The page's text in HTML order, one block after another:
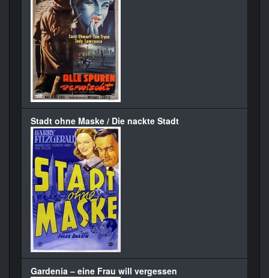
Stadt ohne Maske / Die nackte Stadt
Gardenia – eine Frau will vergessen